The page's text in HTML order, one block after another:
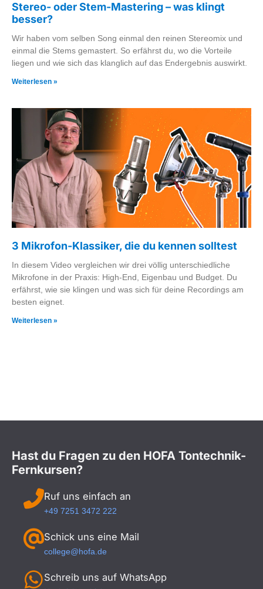
Stereo- oder Stem-Mastering – was klingt
besser?
Wir haben vom selben Song einmal den reinen Stereomix und
einmal die Stems gemastert. So erfährst du, wo die Vorteile
liegen und wie sich das klanglich auf das Endergebnis auswirkt.
Weiterlesen »
3 Mikrofon-Klassiker, die du kennen solltest
In diesem Video vergleichen wir drei völlig unterschiedliche
Mikrofone in der Praxis: High-End, Eigenbau und Budget. Du
erfährst, wie sie klingen und was sich für deine Recordings am
besten eignet.
Weiterlesen »
Hast du Fragen zu den HOFA Tontechnik-
Fernkursen?
Ruf uns einfach an
+49 7251 3472 222
Schick uns eine Mail
college@hofa.de
Schreib uns auf WhatsApp